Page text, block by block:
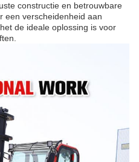
constructie en betrouwbare
een verscheidenheid aan
de ideale oplossing is voor